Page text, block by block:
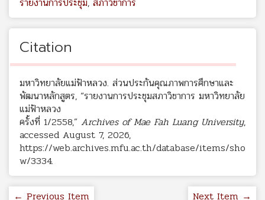
Citation
มหาวิทยาลัยแม่ฟ้าหลวง. ส่วนประกันคุณภาพการศึกษาและ
พัฒนาหลักสูตร, “รายงานการประชุมสภาวิชาการ มหาวิทยาลัย
แม่ฟ้าหลวง
ครั้งที่ 1/2558,” Archives of Mae Fah Luang University,
accessed August 7, 2026,
https://web.archives.mfu.ac.th/database/items/sho
w/3334.
← Previous Item Next Item →